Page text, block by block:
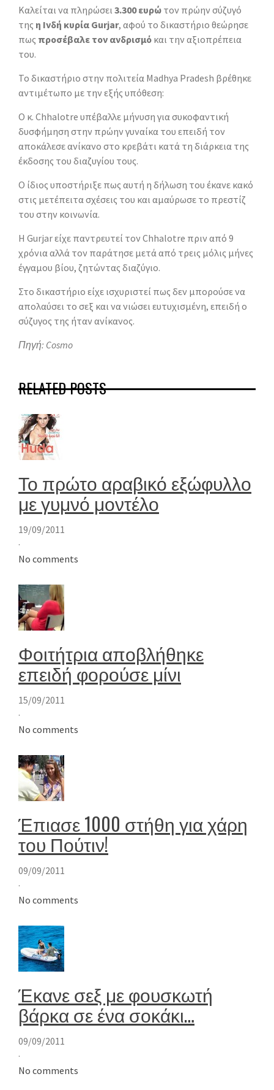
Καλείται να πληρώσει 3.300 ευρώ τον πρώην σύζυγό
της η Ινδή κυρία Gurjar, αφού το δικαστήριο θεώρησε
πως προσέβαλε τον ανδρισμό και την αξιοπρέπεια
του.
Το δικαστήριο στην πολιτεία Madhya Pradesh βρέθηκε
αντιμέτωπο με την εξής υπόθεση:
Ο κ. Chhalotre υπέβαλλε μήνυση για συκοφαντική
δυσφήμηση στην πρώην γυναίκα του επειδή τον
αποκάλεσε ανίκανο στο κρεβάτι κατά τη διάρκεια της
έκδοσης του διαζυγίου τους.
Ο ίδιος υποστήριξε πως αυτή η δήλωση του έκανε κακό
στις μετέπειτα σχέσεις του και αμαύρωσε το πρεστίζ
του στην κοινωνία.
Η Gurjar είχε παντρευτεί τον Chhalotre πριν από 9
χρόνια αλλά τον παράτησε μετά από τρεις μόλις μήνες
έγγαμου βίου, ζητώντας διαζύγιο.
Στο δικαστήριο είχε ισχυριστεί πως δεν μπορούσε να
απολαύσει το σεξ και να νιώσει ευτυχισμένη, επειδή ο
σύζυγος της ήταν ανίκανος.
Πηγή: Cosmo
RELATED POSTS
Το πρώτο αραβικό εξώφυλλο
με γυμνό μοντέλο
19/09/2011
·
No comments
Φοιτήτρια αποβλήθηκε
επειδή φορούσε μίνι
15/09/2011
·
No comments
Έπιασε 1000 στήθη για χάρη
του Πούτιν!
09/09/2011
·
No comments
Έκανε σεξ με φουσκωτή
βάρκα σε ένα σοκάκι…
09/09/2011
·
No comments